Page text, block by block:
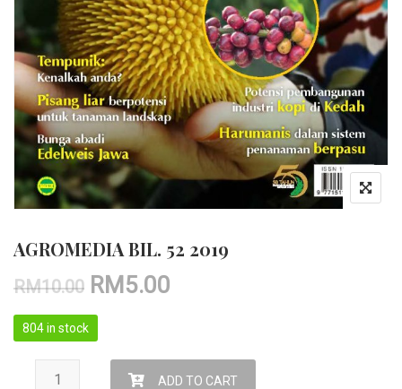
AGROMEDIA BIL. 52 2019
RM10.00 RM 5.00
804 in stock
AGROMEDIA BIL. 52 2019 quantity
ADD TO CART